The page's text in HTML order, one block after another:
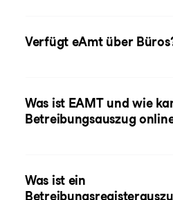
Verfügt eAmt über
Was ist EAMT und wie
Betreibungsauszug
Was ist ein